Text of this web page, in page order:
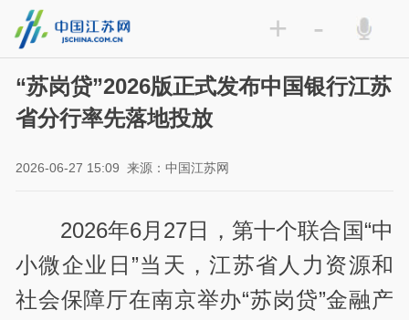
+ -
“苏岗贷”2026版正式发布中国银行江苏
省分行率先落地投放
2026-06-27 15:09 来源：中国江苏网
2026年6月27日，第十个联合国“中
小微企业日”当天，江苏省人力资源和
社会保障厅在南京举办“苏岗贷”金融产